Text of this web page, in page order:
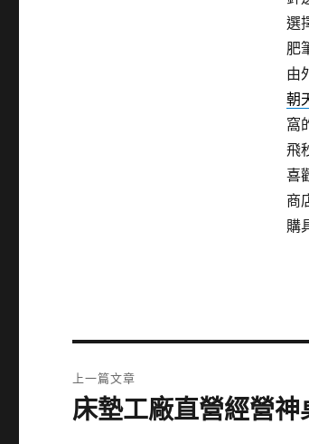
選
肥
由
朝
窩
飛
喜
商
購
章
上一篇文章
上
床墊工廠直營經營